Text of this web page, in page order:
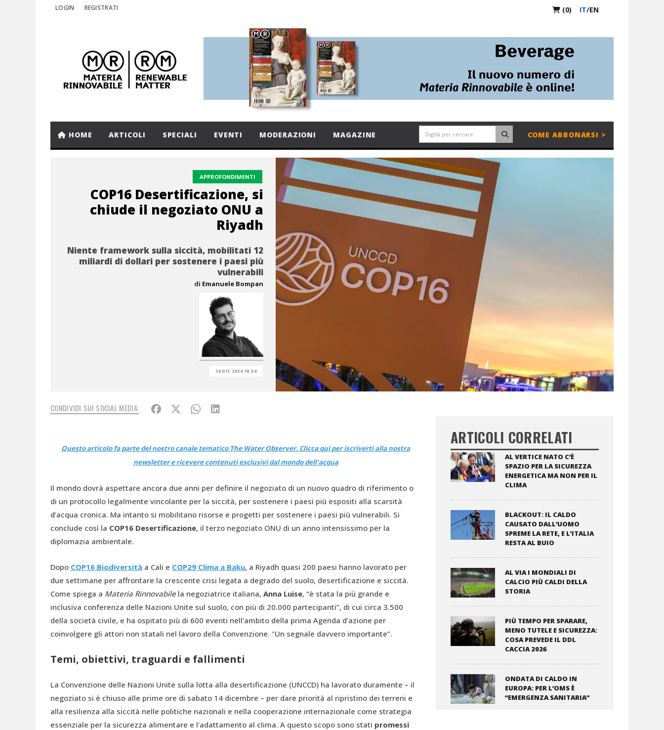
LOGIN REGISTRATI (0) IT/EN
HOME ARTICOLI SPECIALI EVENTI MODERAZIONI MAGAZINE COME ABBONARSI >
APPROFONDIMENTI
COP16 Desertificazione, si
chiude il negoziato ONU a
Riyadh
Niente framework sulla siccità, mobilitati 12
miliardi di dollari per sostenere i paesi più
vulnerabili
di Emanuele Bompan
14 DIC 2024 18:54
CONDIVIDI SUI SOCIAL MEDIA:
Questo articolo fa parte del nostro canale tematico The Water Observer. Clicca qui per iscriverti alla nostra
newsletter e ricevere contenuti esclusivi dal mondo dell'acqua
Il mondo dovrà aspettare ancora due anni per definire il negoziato di un nuovo quadro di riferimento o
di un protocollo legalmente vincolante per la siccità, per sostenere i paesi più espositi alla scarsità
d’acqua cronica. Ma intanto si mobilitano risorse e progetti per sostenere i paesi più vulnerabili. Si
conclude così la COP16 Desertificazione, il terzo negoziato ONU di un anno intensissimo per la
diplomazia ambientale.
Dopo COP16 Biodiversità a Cali e COP29 Clima a Baku, a Riyadh quasi 200 paesi hanno lavorato per
due settimane per affrontare la crescente crisi legata a degrado del suolo, desertificazione e siccità.
Come spiega a Materia Rinnovabile la negoziatrice italiana, Anna Luise, “è stata la più grande e
inclusiva conferenza delle Nazioni Unite sul suolo, con più di 20.000 partecipanti”, di cui circa 3.500
della società civile, e ha ospitato più di 600 eventi nell'ambito della prima Agenda d'azione per
coinvolgere gli attori non statali nel lavoro della Convenzione. "Un segnale davvero importante”.
Temi, obiettivi, traguardi e fallimenti
La Convenzione delle Nazioni Unite sulla lotta alla desertificazione (UNCCD) ha lavorato duramente – il
negoziato si è chiuso alle prime ore di sabato 14 dicembre – per dare priorità al ripristino dei terreni e
alla resilienza alla siccità nelle politiche nazionali e nella cooperazione internazionale come strategia
essenziale per la sicurezza alimentare e l'adattamento al clima. A questo scopo sono stati promessi
ARTICOLI CORRELATI
AL VERTICE NATO C’È
SPAZIO PER LA SICUREZZA
ENERGETICA MA NON PER IL
CLIMA
BLACKOUT: IL CALDO
CAUSATO DALL’UOMO
SPREME LA RETE, E L’ITALIA
RESTA AL BUIO
AL VIA I MONDIALI DI
CALCIO PIÙ CALDI DELLA
STORIA
PIÙ TEMPO PER SPARARE,
MENO TUTELE E SICUREZZA:
COSA PREVEDE IL DDL
CACCIA 2026
ONDATA DI CALDO IN
EUROPA: PER L’OMS È
“EMERGENZA SANITARIA”